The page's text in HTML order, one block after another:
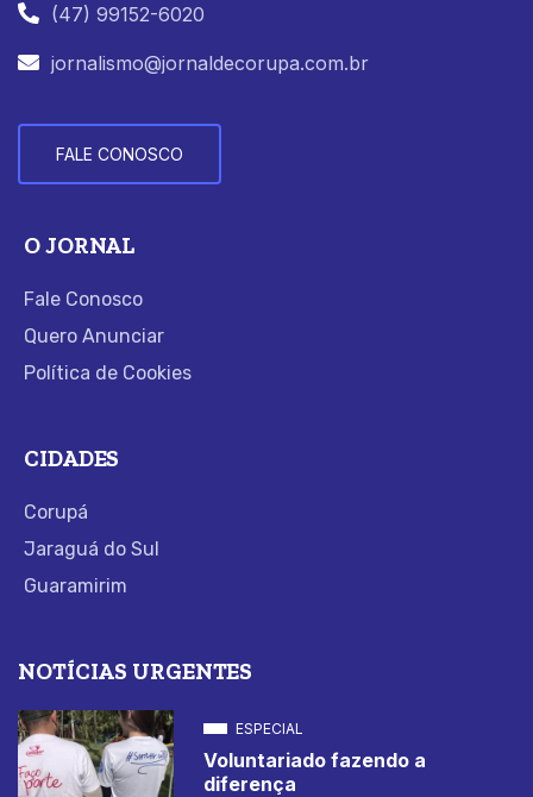
(47) 99152-6020
jornalismo@jornaldecorupa.com.br
FALE CONOSCO
O JORNAL
Fale Conosco
Quero Anunciar
Política de Cookies
CIDADES
Corupá
Jaraguá do Sul
Guaramirim
NOTÍCIAS URGENTES
ESPECIAL
Voluntariado fazendo a
diferença